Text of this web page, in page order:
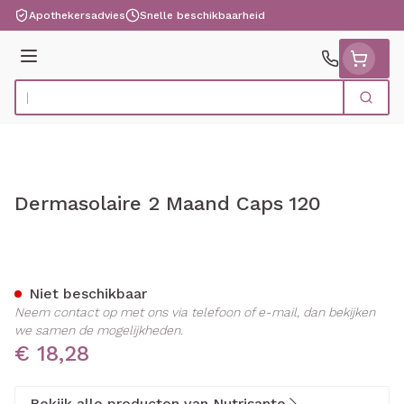
Ga naar de inhoud
Apothekersadvies Snelle beschikbaarheid
Menu
Product, merk, categorie... Zoek
Dermasolaire 2 Maand Caps 120
€ 18,28
Niet beschikbaar
Neem contact op met ons via telefoon of e-mail, dan bekijken
we samen de mogelijkheden.